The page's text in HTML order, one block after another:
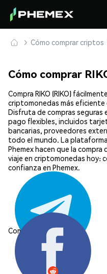
Cómo comprar criptos
Cómo comprar
Compra RIKO (RIKO)
criptomonedas más eficiente
Disfruta de compras
pago flexibles, incluidos
bancarias, proveedores
todo el mundo. La
Phemex hacen que la compra
viaje en criptomonedas hoy:
confianza en Phemex.
Compartir: